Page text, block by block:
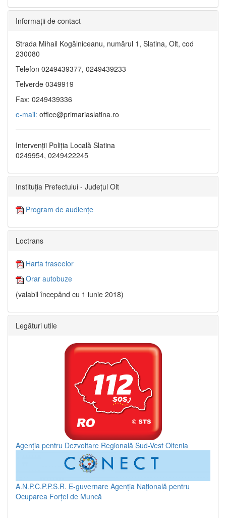
Informaţii de contact
Strada Mihail Kogălniceanu, numărul 1, Slatina, Olt, cod
230080
Telefon 0249439377, 0249439233
Telverde 0349919
Fax: 0249439336
e-mail: office@primariaslatina.ro
Intervenții Poliția Locală Slatina
0249954, 0249422245
Instituția Prefectului - Județul Olt
Program de audiențe
Loctrans
Harta traseelor
Orar autobuze
(valabil începând cu 1 iunie 2018)
Legături utile
Agenția pentru Dezvoltare Regională Sud-Vest Oltenia
A.N.P.C.P.P.S.R. E-guvernare Agenția Națională pentru
Ocuparea Forței de Muncă